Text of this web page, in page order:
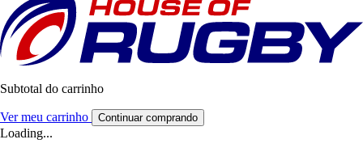
Subtotal do carrinho
Ver meu carrinho Continuar comprando
Loading...